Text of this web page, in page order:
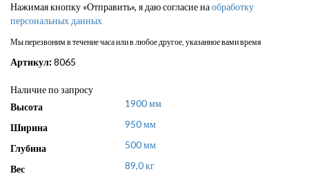
Нажимая кнопку «Отправить», я даю согласие наобработку
персональных данных
Мы перезвоним в течение часа или в любое другое, указанное вами время
Артикул:8065
Наличие по запросу
Высота
1900 мм
Ширина 950 мм
Глубина 500 мм
Вес 89,0 кг